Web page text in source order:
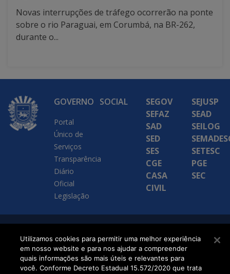
Novas interrupções de tráfego ocorrerão na ponte
sobre o rio Paraguai, em Corumbá, na BR-262,
durante o...
GOVERNO
Portal
Único de
Serviços
Transparência
Diário
Oficial
Legislação
SOCIAL
SEGOV
SEFAZ
SAD
SED
SES
CGE
CASA
CIVIL
SEJUSP
SEAD
SEILOG
SETESC
PGE
SEC
SETDIG | Secretaria-
Executiva de
Transformação Digital
Utilizamos cookies para permitir uma melhor experiência
em nosso website e para nos ajudar a compreender
quais informações são mais úteis e relevantes para
você. Conforme Decreto Estadual 15.572/2020 que trata